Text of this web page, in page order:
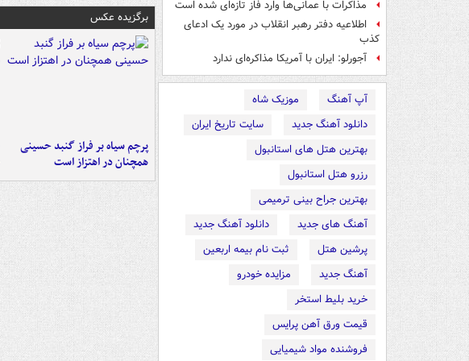
مذاکرات با عمانی‌ها وارد فاز تازه‌ای شده است
اطلاعیه دفتر رهبر انقلاب در مورد یک ادعای
کذب
آجورلو: ایران با آمریکا مذاکره‌ای ندارد
آپ آهنگ
موزیک شاه
دانلود آهنگ جدید
سایت تاریخ ایران
بهترین هتل های استانبول
رزرو هتل استانبول
بهترین جراح بینی ترمیمی
آهنگ های جدید
دانلود آهنگ جدید
پرشین هتل
ثبت نام بیمه اربعین
آهنگ جدید
مزایده خودرو
خرید بلیط استخر
قیمت ورق آهن پرایس
فروشنده مواد شیمیایی
برگزیده عکس
پرچم سیاه بر فراز گنبد حسینی
همچنان در اهتزاز است